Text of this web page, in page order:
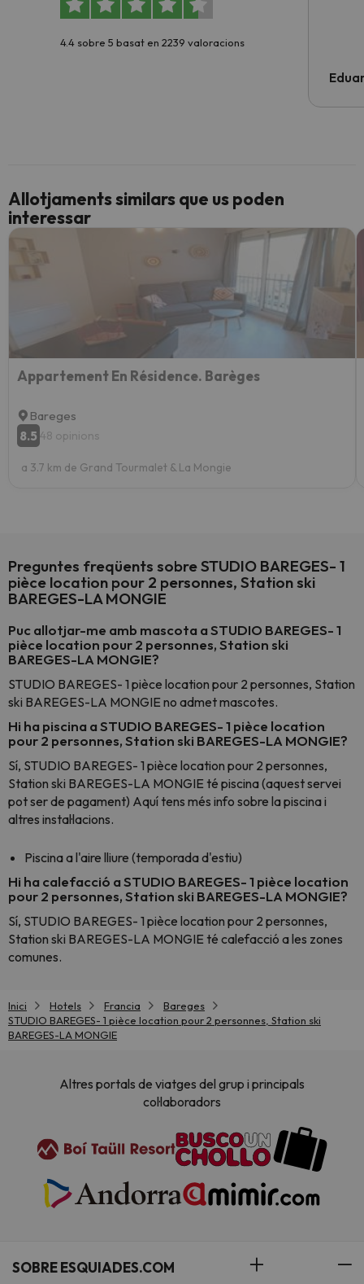
4.4 sobre 5 basat en 2239 valoracions
Allotjaments similars que us poden
interessar
Appartement En Résidence. Barèges
Bareges
8.5 48 opinions
a 3.7 km de Grand Tourmalet & La Mongie
Preguntes freqüents sobre STUDIO BAREGES- 1
pièce location pour 2 personnes, Station ski
BAREGES-LA MONGIE
Puc allotjar-me amb mascota a STUDIO BAREGES- 1
pièce location pour 2 personnes, Station ski
BAREGES-LA MONGIE?
STUDIO BAREGES- 1 pièce location pour 2 personnes, Station
ski BAREGES-LA MONGIE no admet mascotes.
Hi ha piscina a STUDIO BAREGES- 1 pièce location
pour 2 personnes, Station ski BAREGES-LA MONGIE?
Sí, STUDIO BAREGES- 1 pièce location pour 2 personnes,
Station ski BAREGES-LA MONGIE té piscina (aquest servei
pot ser de pagament) Aquí tens més info sobre la piscina i
altres instal·lacions.
Piscina a l'aire lliure (temporada d'estiu)
Hi ha calefacció a STUDIO BAREGES- 1 pièce location
pour 2 personnes, Station ski BAREGES-LA MONGIE?
Sí, STUDIO BAREGES- 1 pièce location pour 2 personnes,
Station ski BAREGES-LA MONGIE té calefacció a les zones
comunes.
Inici Hotels Francia
Bareges
STUDIO BAREGES- 1 pièce location pour 2 personnes, Station ski
BAREGES-LA MONGIE
Altres portals de viatges del grup i principals
col·laboradors
SOBRE ESQUIADES.COM